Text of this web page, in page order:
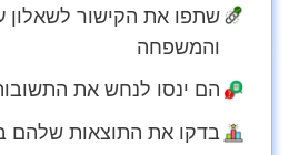
שתפו את הקישור לשאלון
והמשפחה
הם ינסו לנחש את
בדקו את התוצאות שלהם